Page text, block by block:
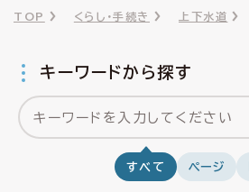
TOP くらし・手続き 上下水道
キーワードから探す
すべて ページ